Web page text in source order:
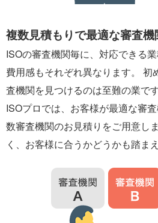
複数見積もりで最適な審査
ISOの審査機関毎に、対応できる業
費用感もそれぞれ異なります。 初
査機関を見つけるのは至難の業です
ISOプロでは、お客様が最適な審
数審査機関のお見積りをご用意し
く、お客様に合うかどうかも踏ま